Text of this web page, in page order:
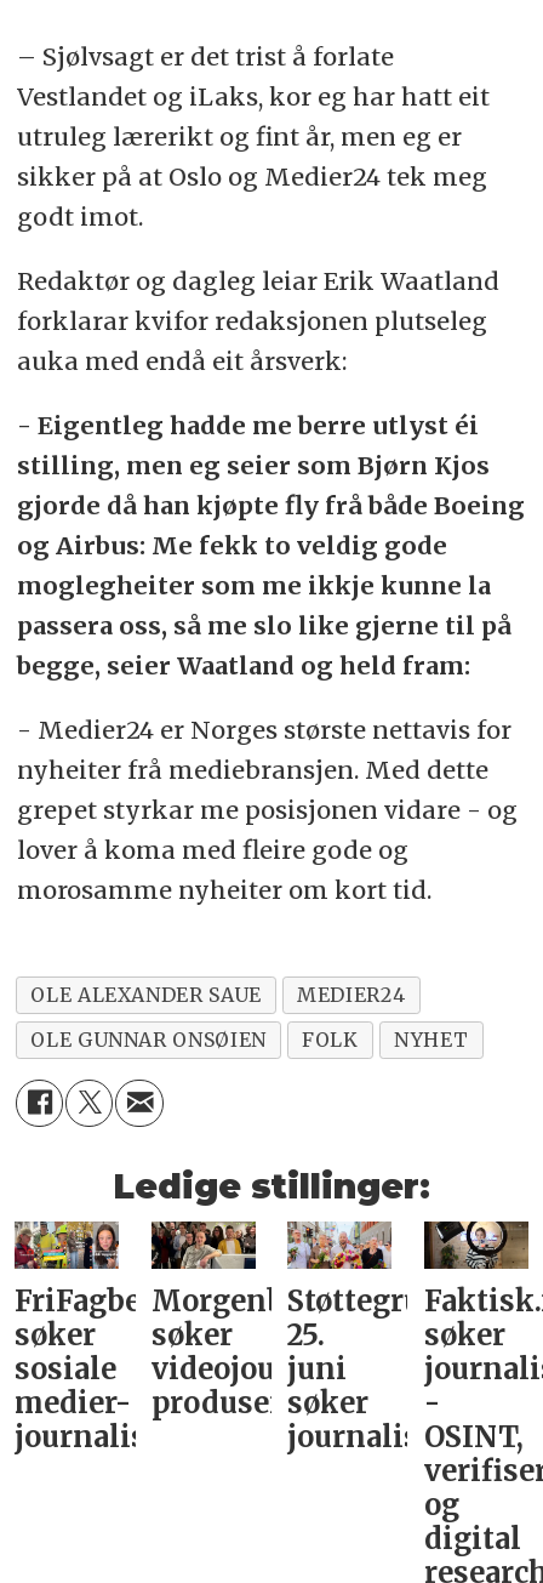
– Sjølvsagt er det trist å forlate
Vestlandet og iLaks, kor eg har hatt eit
utruleg lærerikt og fint år, men eg er
sikker på at Oslo og Medier24 tek meg
godt imot.
Redaktør og dagleg leiar Erik Waatland
forklarar kvifor redaksjonen plutseleg
auka med endå eit årsverk:
- Eigentleg hadde me berre utlyst éi
stilling, men eg seier som Bjørn Kjos
gjorde då han kjøpte fly frå både Boeing
og Airbus: Me fekk to veldig gode
moglegheiter som me ikkje kunne la
passera oss, så me slo like gjerne til på
begge, seier Waatland og held fram:
- Medier24 er Norges største nettavis for
nyheiter frå mediebransjen. Med dette
grepet styrkar me posisjonen vidare - og
lover å koma med fleire gode og
morosamme nyheiter om kort tid.
OLE ALEXANDER SAUE
MEDIER24
OLE GUNNAR ONSØIEN
FOLK NYHET
Ledige stillinger:
FriFagbevegelse
søker
sosiale
medier-
journalist
Morgenbladet
søker
videojournalist/podkast-
produsent
Støttegruppa
25.
juni
søker
journalist
søker
-
OSINT,
og
digital